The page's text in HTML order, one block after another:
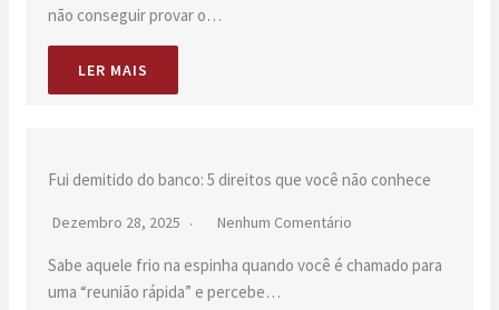
não conseguir provar o…
LER MAIS
Fui demitido do banco: 5 direitos que você não conhece
Dezembro 28, 2025 Nenhum Comentário
Sabe aquele frio na espinha quando você é chamado para
uma “reunião rápida” e percebe…